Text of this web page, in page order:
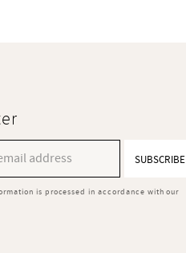
SUBSCRIBE
is processed in accordance with our